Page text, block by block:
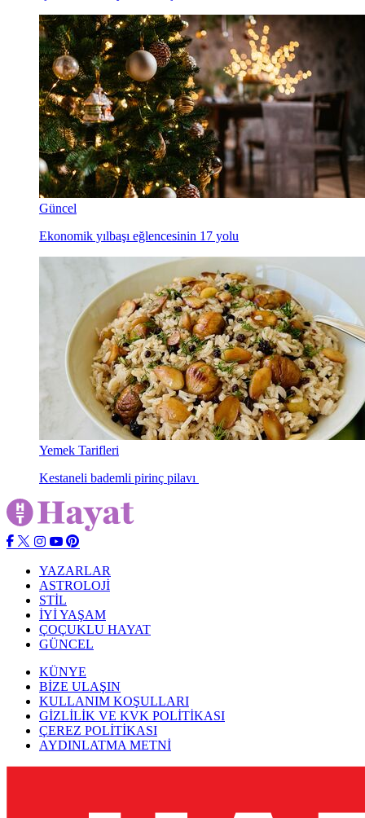
Güncel
Ekonomik yılbaşı eğlencesinin 17 yolu
Yemek Tarifleri
Kestaneli bademli pirinç pilavı
YAZARLAR
ASTROLOJİ
STİL
İYİ YAŞAM
ÇOÇUKLU HAYAT
GÜNCEL
KÜNYE
BİZE ULAŞIN
KULLANIM KOŞULLARI
GİZLİLİK VE KVK POLİTİKASI
ÇEREZ POLİTİKASI
AYDINLATMA METNİ